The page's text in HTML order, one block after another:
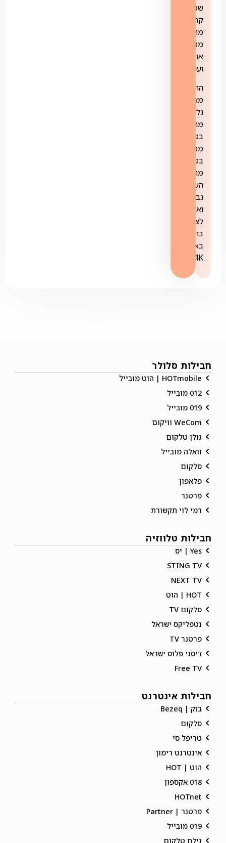
שמונה,
קריית
מוצקין,
מטולה,
אופקים
ועוד.
הרשת
מאפשרת
גלישה
מהירה
במספר
מכשירים
במקביל,
מהירות
העלאה
גבוהה
ואפשרות
לצפות
בתוכן
באיכות
4K.
חבילות סלולר
HOTmobile | הוט מובייל
012 מובייל
019 מובייל
WeCom וויקום
גולן טלקום
וואלה מובייל
סלקום
פלאפון
פרטנר
רמי לוי תקשורת
חבילות טלווזיה
Yes | יס
STING TV
NEXT TV
HOT | הוט
סלקום TV
נטפליקס ישראל
פרטנר TV
דיסני פלוס ישראל
Free TV
חבילות אינטרנט
בזק | Bezeq
סלקום
טריפל סי
אינטרנט רימון
הוט | HOT
018 אקספון
HOTnet
פרטנר | Partner
019 מובייל
גילת טלקום